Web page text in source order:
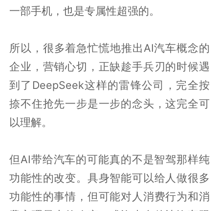
一部手机，也是专属性超强的。
所以，很多着急忙慌地推出AI汽车概念的
企业，营销心切，正缺趁手兵刃的时候遇
到了DeepSeek这样的雷锋公司，完全按
捺不住抢先一步是一步的念头，这完全可
以理解。
但AI带给汽车的可能真的不是智驾那样纯
功能性的改变。具身智能可以给人做很多
功能性的事情，但可能对人消费行为和消